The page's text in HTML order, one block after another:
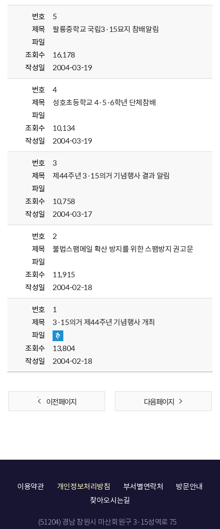
번호
5
제목
팔룡중학교 국립3·15묘지 참배알림
파일
조회수
16,178
작성일
2004-03-19
번호
4
제목
성호초등학교 4·5·6학년 단체참배
파일
조회수
10,134
작성일
2004-03-19
번호
3
제목
제44주년 3·15의거 기념행사 결과 알림
파일
조회수
10,758
작성일
2004-03-17
번호
2
제목
불법스팸메일 확산 방지를 위한 스팸방지 권고문
파일
조회수
11,915
작성일
2004-02-18
번호
1
제목
3·15의거 제44주년 기념행사 개최
파일
조회수
13,804
작성일
2004-02-18
이전 페이지 다음 페이지
이용약관 개인정보처리방침 부서별연락처
방문안내
찾아오시는길
(51204) 경남 창원시 마산회원구 3·15성역로 75